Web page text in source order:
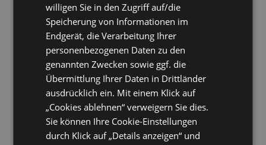
willigen Sie in den Zugriff auf/die
Speicherung von Informationen im
Endgerät, die Verarbeitung Ihrer
personenbezogenen Daten zu den
genannten Zwecken sowie ggf. die
Übermittlung Ihrer Daten in Drittländer
ausdrücklich ein. Mit einem Klick auf
„Cookies ablehnen“ verweigern Sie dies.
Sie können Ihre Cookie-Einstellungen
durch Klick auf „Details anzeigen“ und